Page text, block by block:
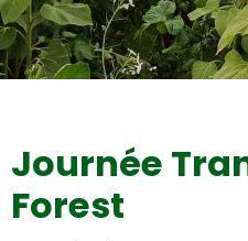
Journée
Forest